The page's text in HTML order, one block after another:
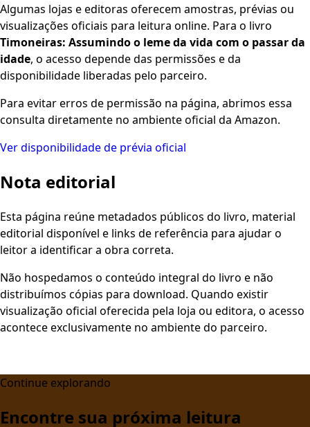
Algumas lojas e editoras oferecem amostras, prévias ou
visualizações oficiais para leitura online. Para o livro
Timoneiras: Assumindo o leme da vida com o passar da
idade, o acesso depende das permissões e da
disponibilidade liberadas pelo parceiro.
Para evitar erros de permissão na página, abrimos essa
consulta diretamente no ambiente oficial da Amazon.
Ver disponibilidade de prévia oficial
Nota editorial
Esta página reúne metadados públicos do livro, material
editorial disponível e links de referência para ajudar o
leitor a identificar a obra correta.
Não hospedamos o conteúdo integral do livro e não
distribuímos cópias para download. Quando existir
visualização oficial oferecida pela loja ou editora, o acesso
acontece exclusivamente no ambiente do parceiro.
Continue explorando
Encontre sua próxima leitura